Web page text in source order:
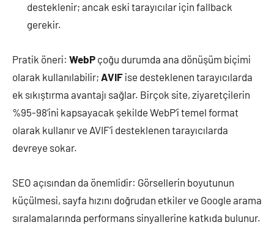
desteklenir; ancak eski tarayıcılar için fallback
gerekir.
Pratik öneri: WebP çoğu durumda ana dönüşüm biçimi
olarak kullanılabilir; AVIF ise desteklenen tarayıcılarda
ek sıkıştırma avantajı sağlar. Birçok site, ziyaretçilerin
%95-98’ini kapsayacak şekilde WebP’i temel format
olarak kullanır ve AVIF’i desteklenen tarayıcılarda
devreye sokar.
SEO açısından da önemlidir: Görsellerin boyutunun
küçülmesi, sayfa hızını doğrudan etkiler ve Google arama
sıralamalarında performans sinyallerine katkıda bulunur.